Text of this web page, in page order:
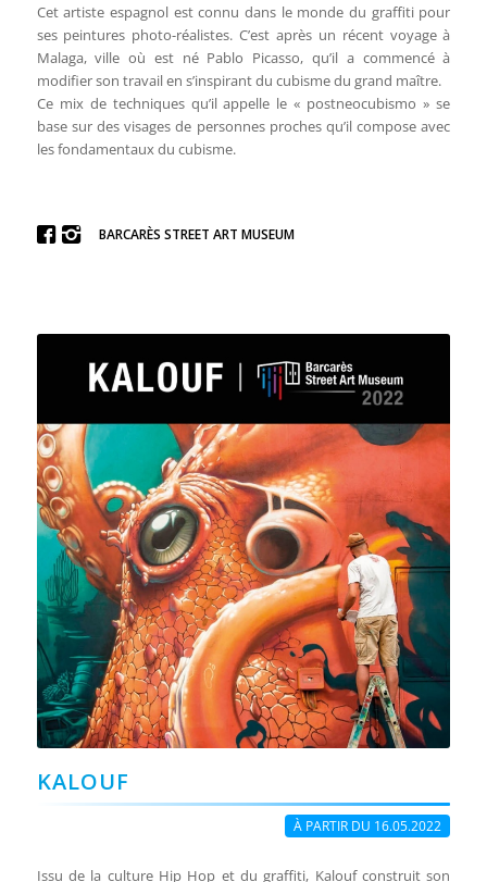
Cet artiste espagnol est connu dans le monde du graffiti pour
ses peintures photo-réalistes. C’est après un récent voyage à
Malaga, ville où est né Pablo Picasso, qu’il a commencé à
modifier son travail en s’inspirant du cubisme du grand maître.
Ce mix de techniques qu’il appelle le « postneocubismo » se
base sur des visages de personnes proches qu’il compose avec
les fondamentaux du cubisme.
BARCARÈS STREET ART MUSEUM
KALOUF
À PARTIR DU 16.05.2022
Issu de la culture Hip Hop et du graffiti, Kalouf construit son